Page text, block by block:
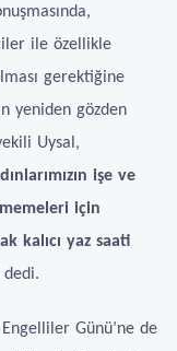
ile özellikle
gerektiğine
yeniden gözden
Uysal,
işe ve
için
kalıcı yaz saati
dedi.
Engelliler Günü’ne de